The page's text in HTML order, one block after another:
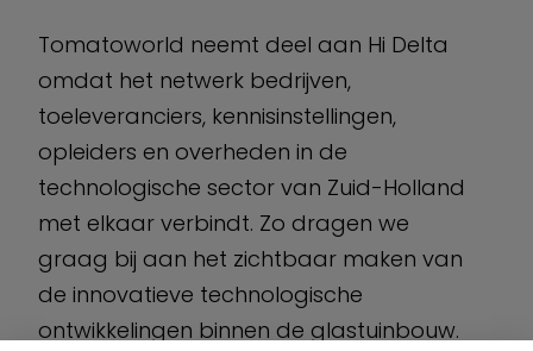
Tomatoworld neemt deel aan Hi Delta
omdat het netwerk bedrijven,
toeleveranciers, kennisinstellingen,
opleiders en overheden in de
technologische sector van Zuid-Holland
met elkaar verbindt. Zo dragen we
graag bij aan het zichtbaar maken van
de innovatieve technologische
ontwikkelingen binnen de glastuinbouw.